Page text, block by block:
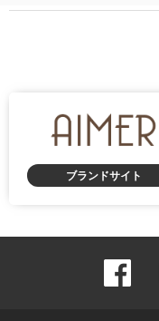
ブランドサイト